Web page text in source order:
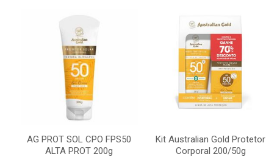
AG PROT SOL CPO FPS50
ALTA PROT 200g
Kit Australian Gold Protetor
Corporal 200/50g